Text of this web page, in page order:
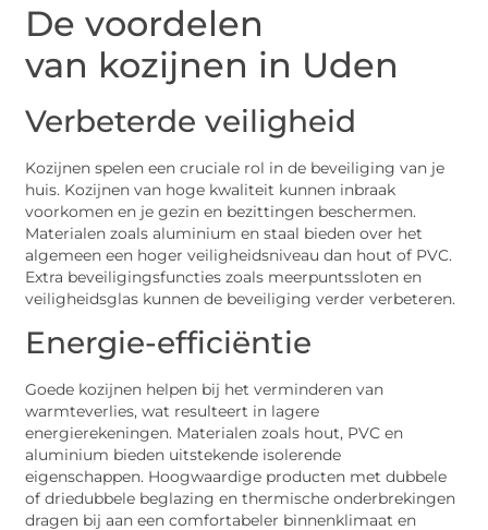
De voordelen
van kozijnen in Uden
Verbeterde veiligheid
Kozijnen spelen een cruciale rol in de beveiliging van je
huis. Kozijnen van hoge kwaliteit kunnen inbraak
voorkomen en je gezin en bezittingen beschermen.
Materialen zoals aluminium en staal bieden over het
algemeen een hoger veiligheidsniveau dan hout of PVC.
Extra beveiligingsfuncties zoals meerpuntssloten en
veiligheidsglas kunnen de beveiliging verder verbeteren.
Energie-efficiëntie
Goede kozijnen helpen bij het verminderen van
warmteverlies, wat resulteert in lagere
energierekeningen. Materialen zoals hout, PVC en
aluminium bieden uitstekende isolerende
eigenschappen. Hoogwaardige producten met dubbele
of driedubbele beglazing en thermische onderbrekingen
dragen bij aan een comfortabeler binnenklimaat en